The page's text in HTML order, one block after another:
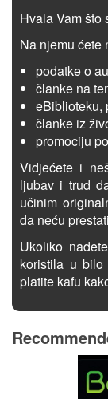
Hvala Vam što
Na njemu ćete
podatke o
članke na
eBiblioteku,
članke iz
promociju
Vidjećete i
ljubav i trud
učinim
da neću
Ukoliko
koristila u
platite kafu